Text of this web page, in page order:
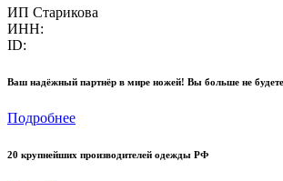
ИП Старикова
ИНН:
ID:
Ваш надёжный партнёр в мире ножей! Вы больше не
Подробнее
20 крупнейших производителей одежды РФ